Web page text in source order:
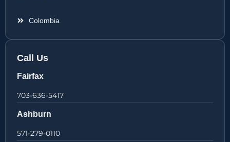
Colombia
Call Us
Fairfax
703-636-5417
Ashburn
571-279-0110